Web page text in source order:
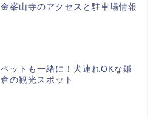
金峯山寺のアクセスと駐車場情報
ペットも一緒に！犬連れOKな鎌
倉の観光スポット